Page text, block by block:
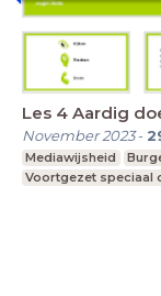
Les 4 Aardig
November 2023-
Mediawijsheid
Voortgezet speciaal